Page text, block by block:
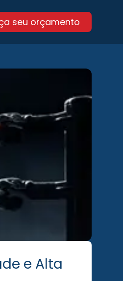
seu orçamento
e Alta